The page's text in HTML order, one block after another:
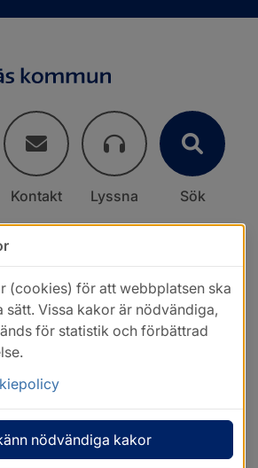
Kontakt Lyssna Sök
(cookies) för att webbplatsen ska
sätt. Vissa kakor är nödvändiga,
för statistik och förbättrad
nödvändiga kakor